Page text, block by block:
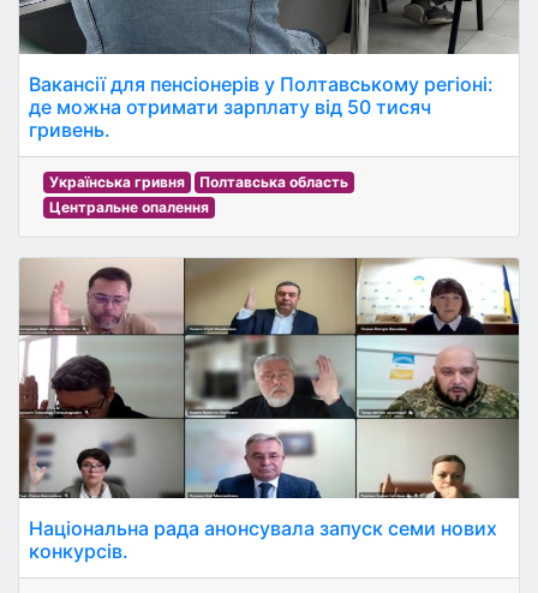
Вакансії для пенсіонерів у Полтавському регіоні:
де можна отримати зарплату від 50 тисяч
гривень.
Українська гривня
Полтавська область
Центральне опалення
Національна рада анонсувала запуск семи нових
конкурсів.